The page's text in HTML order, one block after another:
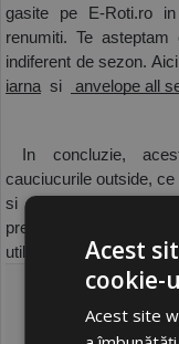
gasite pe E-Roti.ro
renumiti. Te
indiferent de sezon.
iarna si anvelope all
In concluzie,
cauciucurile outside,
si ce presupune o
prezentate, pentru a
utilizarii!
Acest
cookie-
Acest site